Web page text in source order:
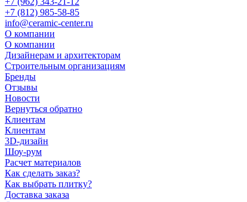
+7 (812) 985-58-85
info@ceramic-center.ru
О компании
О компании
Дизайнерам и архитекторам
Строительным организациям
Бренды
Отзывы
Новости
Вернуться обратно
Клиентам
Клиентам
3D-дизайн
Шоу-рум
Расчет материалов
Как сделать заказ?
Как выбрать плитку?
Доставка заказа